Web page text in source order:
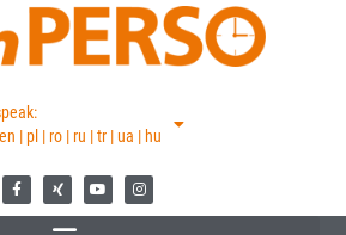
| pl | ro | ru | tr | ua | hu